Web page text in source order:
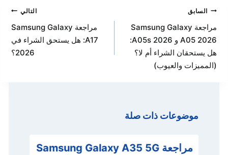
تصفّح
المقالات
السابق
مراجعة Samsung Galaxy
A05 2026 و A05s 2026:
هل يستحقان الشراء أم لا؟
(المميزات والعيوب)
التالي
مراجعة Samsung Galaxy
A17: هل يستحق الشراء في
2026؟
موضوعات ذات صلة
مراجعة Samsung Galaxy A35 5G